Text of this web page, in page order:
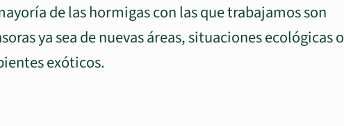
de las hormigas con las que trabajamos son
ya sea de nuevas áreas, situaciones ecológicas o
exóticos.